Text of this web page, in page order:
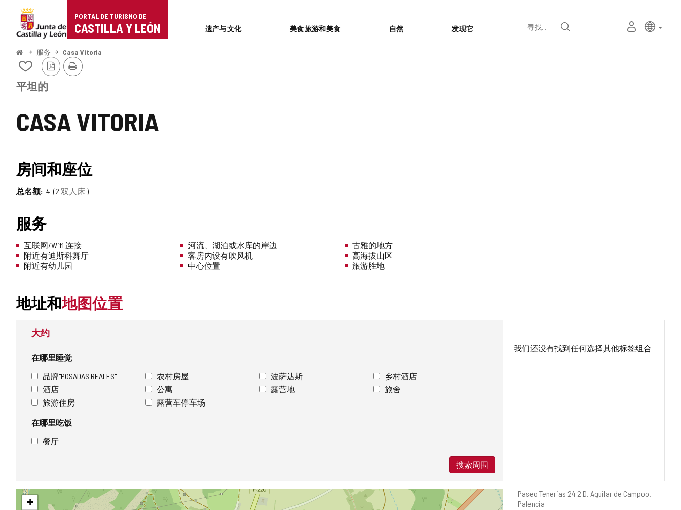
Portal
de
Turismo
Castilla
León
PORTAL DE TURISMO DE
CASTILLA Y LEÓN 遗产与文化 美食旅游和美食 自然 发现它 寻找
语
言
主动语
中文
开
始
服务 Casa Vitoria
CASA VITORIA
从
的
笔
本
中
除
PDF
版
打
印
平坦的
房间和座位
总名额 4 2 双人床
服务
互联网/Wifi 连接
附近有迪斯科舞厅
附近有幼儿园
河流、湖泊或水库的岸边
客房内设有吹风机
中心位置
古雅的地方
高海拔山区
旅游胜地
地址和地图位置
邮
寄
Paseo Tenerias 24 2 D. Aguilar de Campoo.
Palencia
大约
在哪里睡觉
品牌"POSADAS REALES"
农村房屋 波萨达斯
乡村酒店
酒店
公寓 露营地
旅舍
旅游住房
露营车停车场
在哪里吃饭
餐厅
搜索周围
我们还没有找到任何选择其他标签组合
跳
+